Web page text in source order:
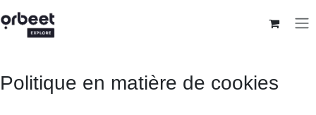
Se rendre au contenu
Politique en matière de cookies